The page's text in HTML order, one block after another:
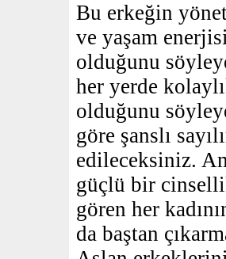
Bu erkeğin
ve yaşam
olduğunu
her yerde
olduğunu
göre şanslı
edileceksiniz.
güçlü bir
gören her
da baştan